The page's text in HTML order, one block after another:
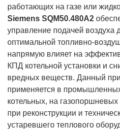
работающих на газе или
Siemens SQM50.480A2
управление подачей
оптимальной топливно-
напрямую влияет на
КПД котельной установки и
вредных веществ. Данный
применяется в
котельных, на
при реконструкции и
устаревшего теплового